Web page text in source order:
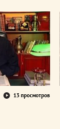
13 просмотров